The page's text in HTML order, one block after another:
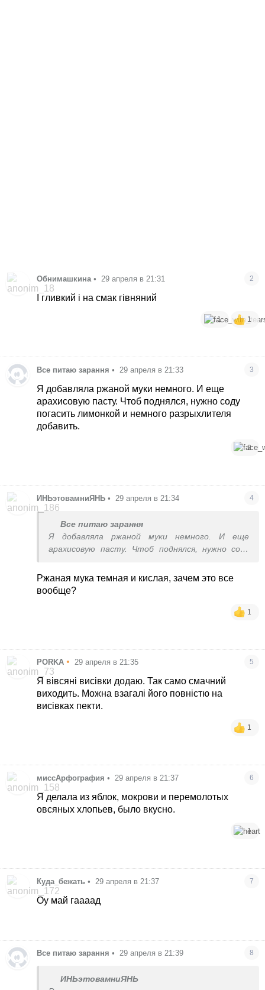
Обнимашкина • 29 апреля в 21:31 2
І гливкий і на смак гівняний
1 1
Все питаю зарання • 29 апреля в 21:33 3
Я добавляла ржаной муки немного. И еще
арахисовую пасту. Чтоб поднялся, нужно соду
погасить лимонкой и немного разрыхлителя
добавить.
2
ИНЬэтовамниЯНЬ • 29 апреля в 21:34 4
Все питаю зарання
Я добавляла ржаной муки немного. И еще
арахисовую пасту. Чтоб поднялся, нужно соду
Ржаная мука темная и кислая, зачем это все
вообще?
1
PORKA • 29 апреля в 21:35 5
Я вівсяні висівки додаю. Так само смачний
виходить. Можна взагалі його повністю на
висівках пекти.
1
миссАрфография • 29 апреля в 21:37 6
Я делала из яблок, мокрови и перемолотых
овсяных хлопьев, было вкусно.
1
Куда_бежать • 29 апреля в 21:37 7
Оу май гаааад
Все питаю зарання • 29 апреля в 21:39 8
ИНЬэтовамниЯНЬ